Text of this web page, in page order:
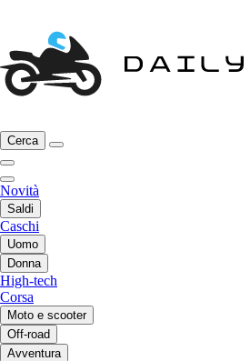
Cerca
Novità
Saldi
Caschi
Uomo
Donna
High-tech
Corsa
Moto e scooter
Off-road
Avventura